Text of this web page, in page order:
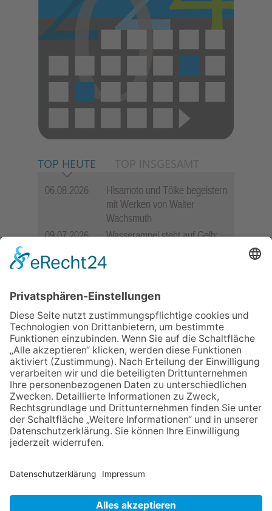
TOP HEUTE TOP INSGESAMT
06.08.2026
Hisamoto und Tölke begeistern
mit Werken von Walter
Wachsmuth
09.07.2026
Wasserampel steht auf Gelb:
auf
für Friedrichsdorf?
12.05.2026
Zweisprachige Lesung im 7.
Himmel: Vom Geschenk zum
60. Geburtstag zur Autoren-
Karriere
11.05.2026
FREIE WÄHLER Bad
Homburg starten
Bürgerumfrage für Berliner
Siedlung und
Gartenfeldsiedlung
NACH OBEN